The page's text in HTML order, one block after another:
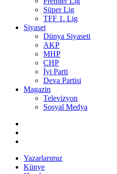
Süper Lig
TFF 1. Lig
Siyaset
Dünya Siyaseti
AKP
MHP
CHP
İyi Parti
Deva Partisi
Magazin
Televizyon
Sosyal Medya
Yazarlarımız
Künye